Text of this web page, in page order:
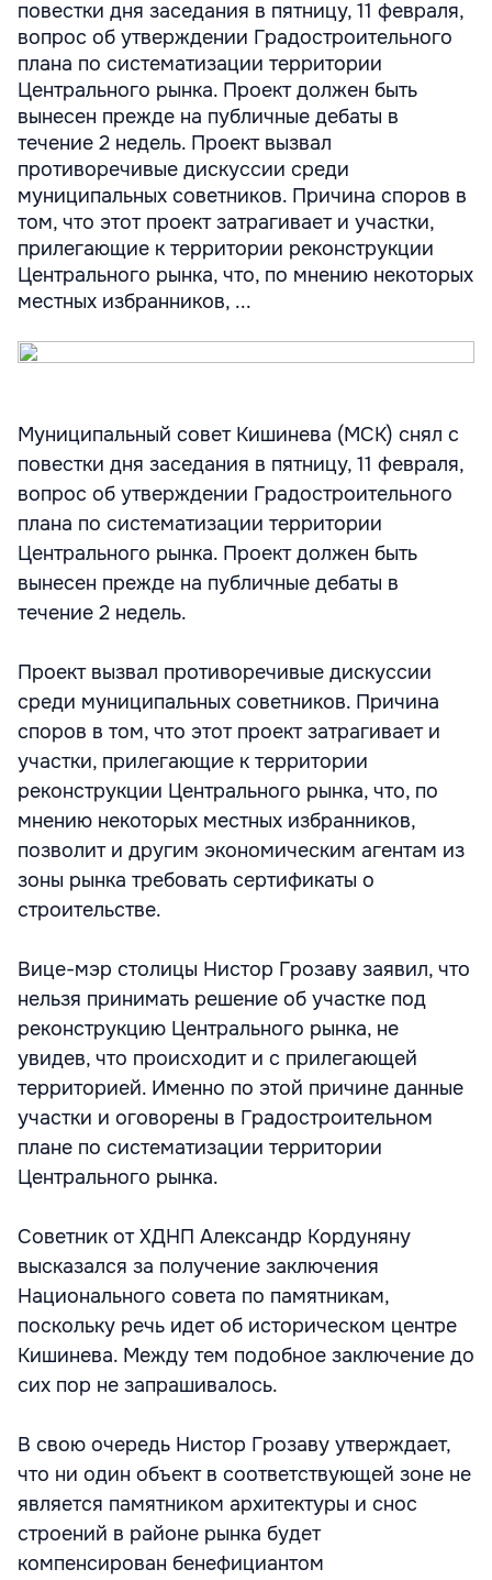
повестки дня заседания в пятницу, 11 февраля,
вопрос об утверждении Градостроительного
плана по систематизации территории
Центрального рынка. Проект должен быть
вынесен прежде на публичные дебаты в
течение 2 недель. Проект вызвал
противоречивые дискуссии среди
муниципальных советников. Причина споров в
том, что этот проект затрагивает и участки,
прилегающие к территории реконструкции
Центрального рынка, что, по мнению некоторых
местных избранников, ...
Муниципальный совет Кишинева (МСК) снял с
повестки дня заседания в пятницу, 11 февраля,
вопрос об утверждении Градостроительного
плана по систематизации территории
Центрального рынка. Проект должен быть
вынесен прежде на публичные дебаты в
течение 2 недель.
Проект вызвал противоречивые дискуссии
среди муниципальных советников. Причина
споров в том, что этот проект затрагивает и
участки, прилегающие к территории
реконструкции Центрального рынка, что, по
мнению некоторых местных избранников,
позволит и другим экономическим агентам из
зоны рынка требовать сертификаты о
строительстве.
Вице-мэр столицы Нистор Грозаву заявил, что
нельзя принимать решение об участке под
реконструкцию Центрального рынка, не
увидев, что происходит и с прилегающей
территорией. Именно по этой причине данные
участки и оговорены в Градостроительном
плане по систематизации территории
Центрального рынка.
Советник от ХДНП Александр Кордуняну
высказался за получение заключения
Национального совета по памятникам,
поскольку речь идет об историческом центре
Кишинева. Между тем подобное заключение до
сих пор не запрашивалось.
В свою очередь Нистор Грозаву утверждает,
что ни один объект в соответствующей зоне не
является памятником архитектуры и снос
строений в районе рынка будет
компенсирован бенефициантом